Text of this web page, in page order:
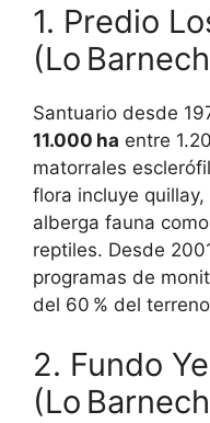
1. Predio
(Lo
Santuario desde
11.000 ha entre
matorrales
flora incluye
alberga fauna
reptiles. Desde
programas de
del 60 % del
2. Fundo
(Lo